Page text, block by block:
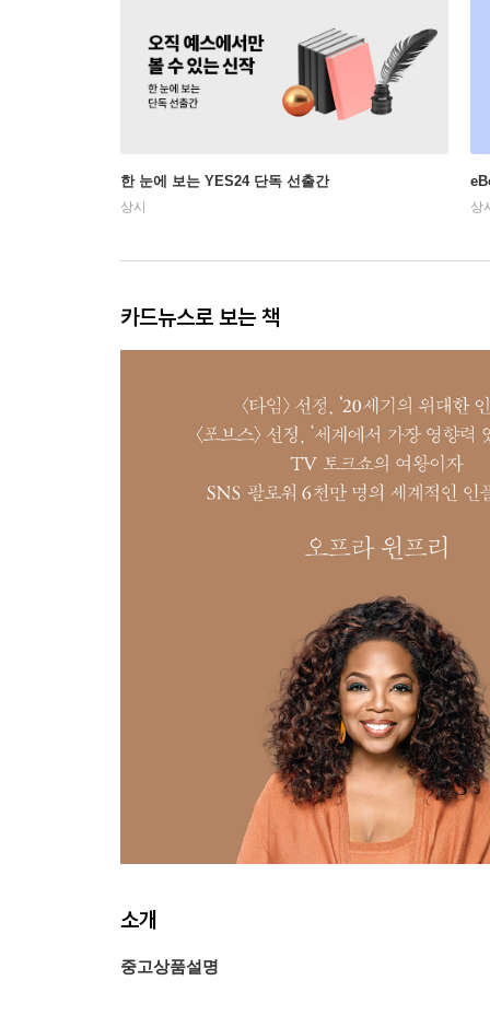
한 눈에 보는 YES24 단독 선출간
상시 상
카드뉴스로 보는 책
소개
중고상품설명